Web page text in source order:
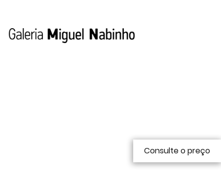
Consulte o preço